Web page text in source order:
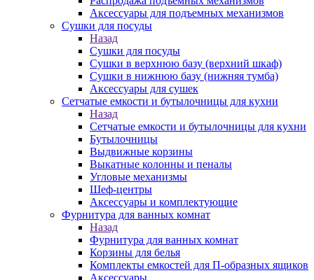
Аксессуары для подъемных механизмов
Сушки для посуды
Назад
Сушки для посуды
Сушки в верхнюю базу (верхний шкаф)
Сушки в нижнюю базу (нижняя тумба)
Аксессуары для сушек
Сетчатые емкости и бутылочницы для кухни
Назад
Сетчатые емкости и бутылочницы для кухни
Бутылочницы
Выдвижные корзины
Выкатные колонны и пеналы
Угловые механизмы
Шеф-центры
Аксессуары и комплектующие
Фурнитура для ванных комнат
Назад
Фурнитура для ванных комнат
Корзины для белья
Комплекты емкостей для П-образных ящиков
Аксессуары